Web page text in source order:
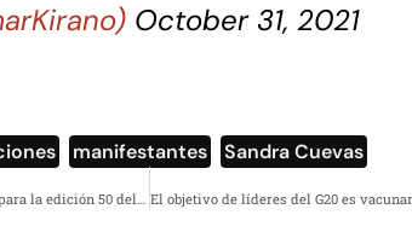
October 31, 2021
manifestantes Sandra Cuevas
CDMX y Corea, los invitados de honor para la edición 50 del Cervantino